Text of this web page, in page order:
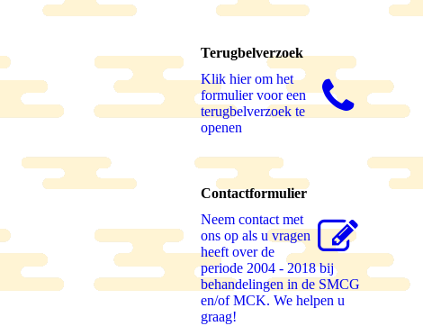
Terugbelverzoek
Klik hier om het
formulier voor een
terugbelverzoek te
openen
Contactformulier
Neem contact met
ons op als u vragen
heeft over de
periode 2004 - 2018 bij
behandelingen in de SMCG
en/of MCK. We helpen u
graag!